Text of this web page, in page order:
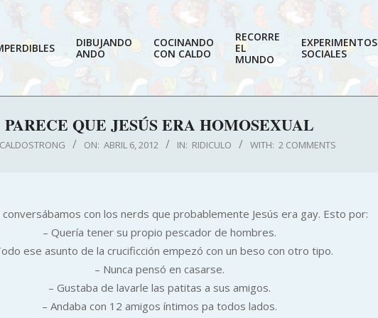
DIBUJANDO
ANDO
COCINANDO
CON CALDO
RECORRE
EL
MUNDO
EXPERIMENTOS
SOCIALES
PARECE QUE JESÚS ERA HOMOSEXUAL
CALDOSTRONG ON: ABRIL 6, 2012 IN: RIDICULO WITH: 2 COMMENTS
con los nerds que probablemente Jesús era gay. Esto por:
– Quería tener su propio pescador de hombres.
ese asunto de la crucificción empezó con un beso con otro tipo.
– Nunca pensó en casarse.
– Gustaba de lavarle las patitas a sus amigos.
– Andaba con 12 amigos íntimos pa todos lados.